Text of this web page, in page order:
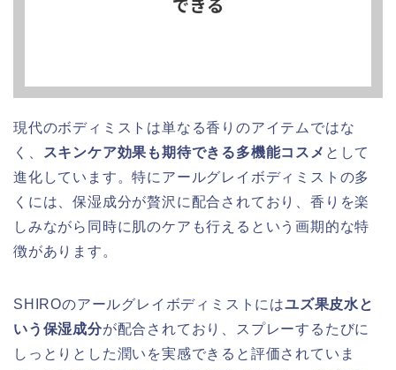
現代のボディミストは単なる香りのアイテムではな
く、
スキンケア効果も期待できる多機能コスメ として
進化しています。特にアールグレイボディミストの多
くには、保湿成分が贅沢に配合されており、香りを楽
しみながら同時に肌のケアも行えるという画期的な特
徴があります。
SHIROのアールグレイボディミストにはユズ果皮水と
いう保湿成分が配合されており、スプレーするたびに
しっとりとした潤いを実感できると評価されていま